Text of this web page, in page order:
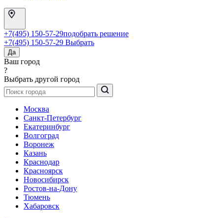
+7(495) 150-57-29подобрать решение
+7(495) 150-57-29 Выбрать
Да
Ваш город
?
Выбрать другой город
Москва
Санкт-Петербург
Екатеринбург
Волгоград
Воронеж
Казань
Краснодар
Красноярск
Новосибирск
Ростов-на-Дону
Тюмень
Хабаровск